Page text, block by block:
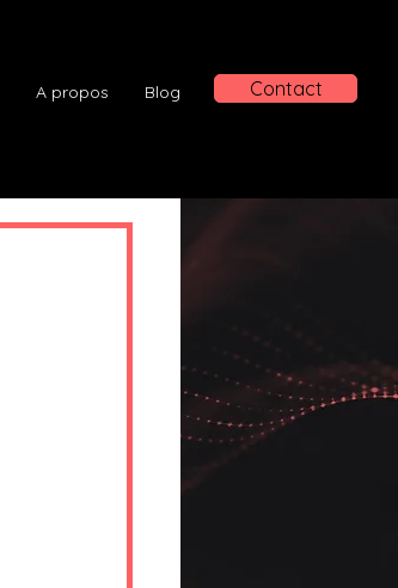
A propos Blog Contact